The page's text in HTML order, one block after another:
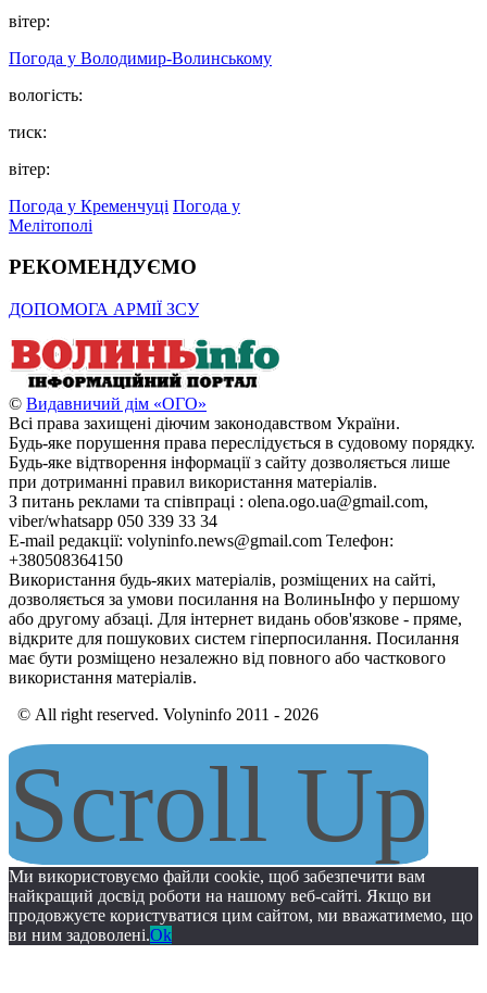
вітер:
Погода у Володимир-Волинському
вологість:
тиск:
вітер:
Погода у Кременчуці Погода у
Мелітополі
РЕКОМЕНДУЄМО
ДОПОМОГА АРМІЇ ЗСУ
© Видавничий дім «ОГО»
Всі права захищені діючим законодавством України.
Будь-яке порушення права переслідується в судовому порядку.
Будь-яке відтворення інформації з сайту дозволяється лише
при дотриманні правил використання матеріалів.
З питань реклами та співпраці : olena.ogo.ua@gmail.com,
viber/whatsapp 050 339 33 34
E-mail редакції: volyninfo.news@gmail.com Телефон:
+380508364150
Використання будь-яких матеріалів, розміщених на сайті,
дозволяється за умови посилання на ВолиньІнфо у першому
або другому абзаці. Для інтернет видань обов'язкове - пряме,
відкрите для пошукових систем гіперпосилання. Посилання
має бути розміщено незалежно від повного або часткового
використання матеріалів.
© All right reserved. Volyninfo 2011 - 2026
Scroll Up
Ми використовуємо файли cookie, щоб забезпечити вам
найкращий досвід роботи на нашому веб-сайті. Якщо ви
продовжуєте користуватися цим сайтом, ми вважатимемо, що
ви ним задоволені.Ok